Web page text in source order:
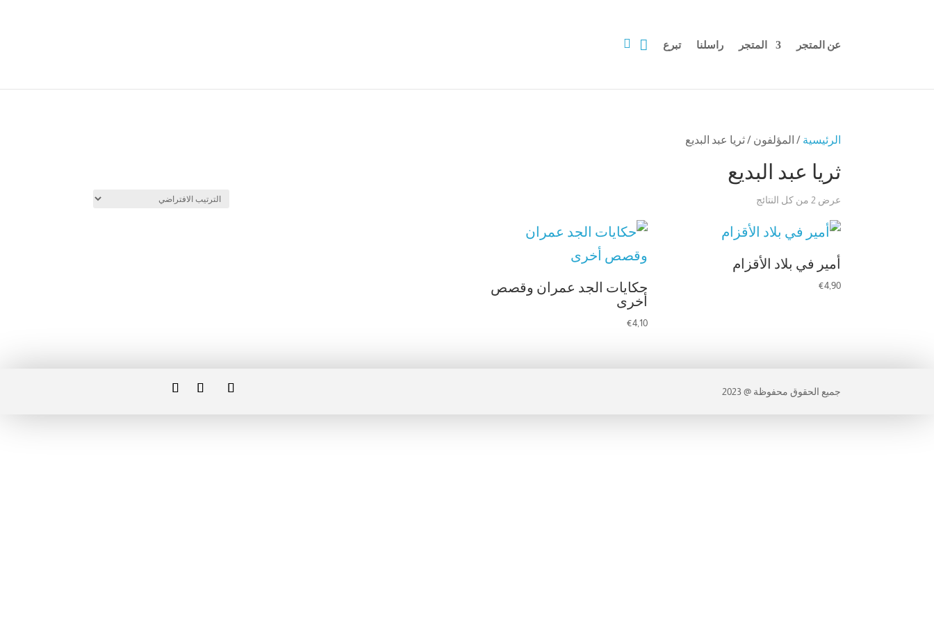
عن المتجر المتجر راسلنا تبرع 

الرئيسية / المؤلفون / ثريا عبد البديع
ثريا عبد البديع
عرض ⁦2⁩ من كل النتائج
أمير في بلاد الأقزام
€4,90
حكايات الجد عمران وقصص
أخرى
€4,10
جميع الحقوق محفوظة @ 2023